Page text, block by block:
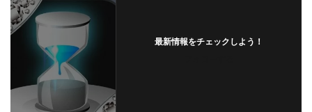
最新情報をチェックしよう！